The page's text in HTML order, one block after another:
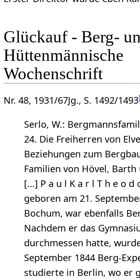
Glückauf - Berg-
Hüttenmännische
Wochenschrift
Nr. 48, 1931/67Jg., S. 1492/1493
Serlo, W.:
24. Die Freiherren von
Beziehungen zum
Familien von Hövel, Barth
[...] P a u l K a r l T h e o d
geboren am 21.
Bochum, war ebenfalls
Nachdem er das
durchmessen hatte,
September 1844 Berg-
studierte in Berlin, wo er